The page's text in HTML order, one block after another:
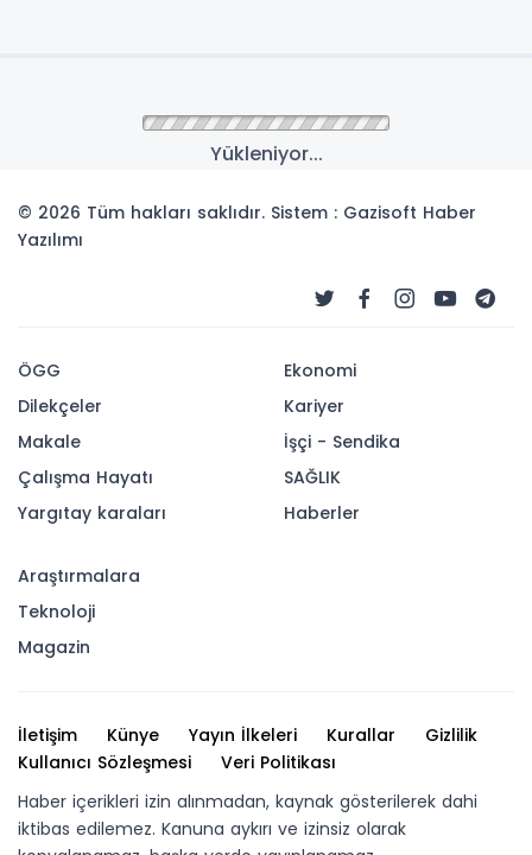
Yükleniyor...
© 2026 Tüm hakları saklıdır. Sistem : Gazisoft Haber
Yazılımı
ÖGG
Dilekçeler
Makale
Çalışma Hayatı
Yargıtay karaları
Ekonomi
Kariyer
İşçi - Sendika
SAĞLIK
Haberler
Araştırmalara
Teknoloji
Magazin
İletişim Künye Yayın İlkeleri Kurallar
Gizlilik
Kullanıcı Sözleşmesi
Veri Politikası
Haber içerikleri izin alınmadan, kaynak gösterilerek dahi
iktibas edilemez. Kanuna aykırı ve izinsiz olarak